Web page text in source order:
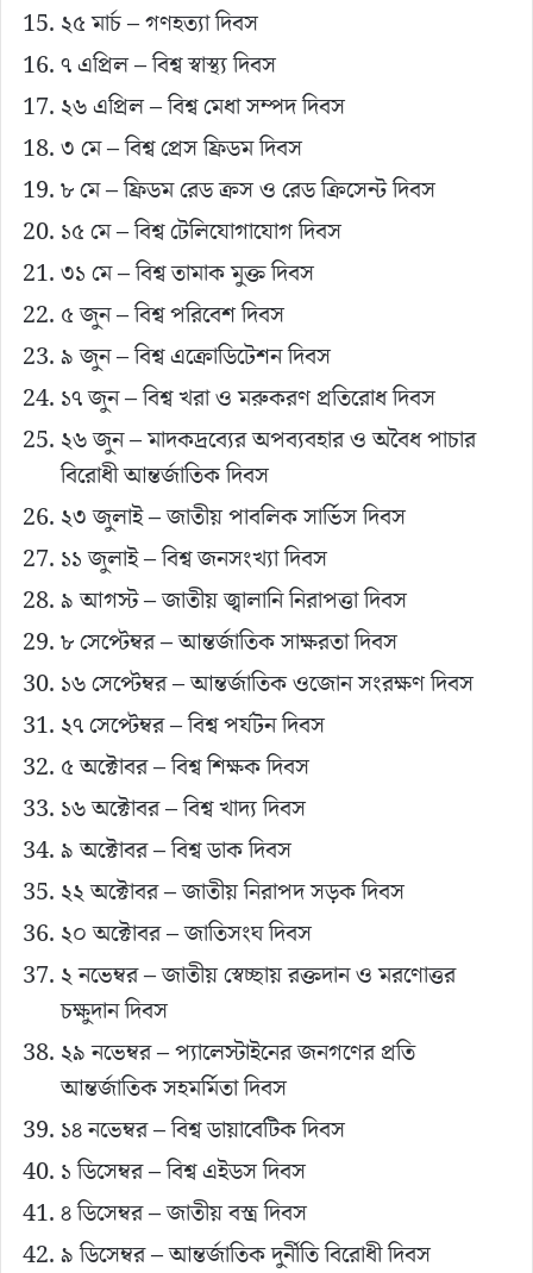
২৫ মার্চ – গণহত্যা দিবস
৭ এপ্রিল – বিশ্ব স্বাস্থ্য দিবস
২৬ এপ্রিল – বিশ্ব মেধা সম্পদ দিবস
৩ মে – বিশ্ব প্রেস ফ্রিডম দিবস
৮ মে – ফ্রিডম রেড ক্রস ও রেড ক্রিসেন্ট দিবস
১৫ মে – বিশ্ব টেলিযোগাযোগ দিবস
৩১ মে – বিশ্ব তামাক মুক্ত দিবস
৫ জুন – বিশ্ব পরিবেশ দিবস
৯ জুন – বিশ্ব এক্রোডিটেশন দিবস
১৭ জুন – বিশ্ব খরা ও মরুকরণ প্রতিরোধ দিবস
২৬ জুন – মাদকদ্রব্যের অপব্যবহার ও অবৈধ পাচার
বিরোধী আন্তর্জাতিক দিবস
২৩ জুলাই – জাতীয় পাবলিক সার্ভিস দিবস
১১ জুলাই – বিশ্ব জনসংখ্যা দিবস
৯ আগস্ট – জাতীয় জ্বালানি নিরাপত্তা দিবস
৮ সেপ্টেম্বর – আন্তর্জাতিক সাক্ষরতা দিবস
১৬ সেপ্টেম্বর – আন্তর্জাতিক ওজোন সংরক্ষণ দিবস
২৭ সেপ্টেম্বর – বিশ্ব পর্যটন দিবস
৫ অক্টোবর – বিশ্ব শিক্ষক দিবস
১৬ অক্টোবর – বিশ্ব খাদ্য দিবস
৯ অক্টোবর – বিশ্ব ডাক দিবস
২২ অক্টোবর – জাতীয় নিরাপদ সড়ক দিবস
২০ অক্টোবর – জাতিসংঘ দিবস
২ নভেম্বর – জাতীয় স্বেচ্ছায় রক্তদান ও মরণোত্তর
চক্ষুদান দিবস
২৯ নভেম্বর – প্যালেস্টাইনের জনগণের প্রতি
আন্তর্জাতিক সহমর্মিতা দিবস
১৪ নভেম্বর – বিশ্ব ডায়াবেটিক দিবস
১ ডিসেম্বর – বিশ্ব এইডস দিবস
৪ ডিসেম্বর – জাতীয় বস্ত্র দিবস
৯ ডিসেম্বর – আন্তর্জাতিক দুর্নীতি বিরোধী দিবস